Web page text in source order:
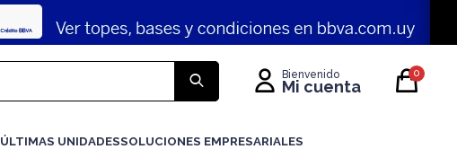
ÚLTIMAS UNIDADESSOLUCIONES EMPRESARIALES
0